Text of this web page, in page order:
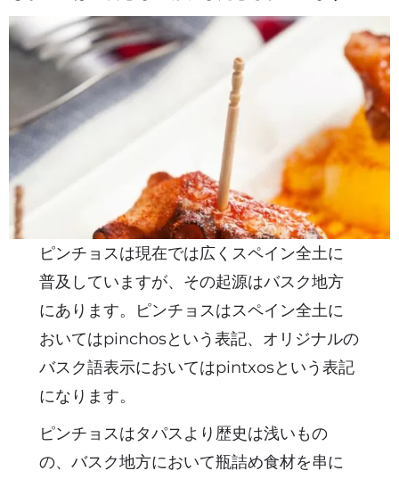
ピンチョスは現在では広くスペイン全土に
普及していますが、その起源はバスク地方
にあります。ピンチョスはスペイン全土に
おいてはpinchosという表記、オリジナルの
バスク語表示においてはpintxosという表記
になります。
ピンチョスはタパスより歴史は浅いもの
の、バスク地方において瓶詰め食材を串に